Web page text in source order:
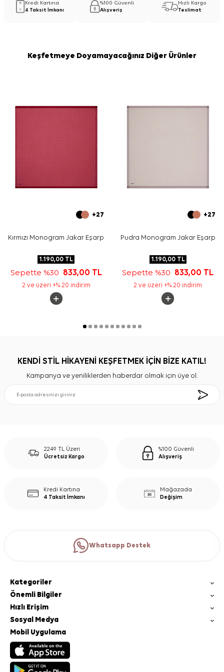
Kredi Kartına
4 Taksit İmkanı
%100 Güvenli
Alışveriş
Hızlı Kargo
Teslimat
Keşfetmeye Doyamayacağınız Diğer Ürünler
+27
Kırmızı Monogram Jakar Eşarp
1.190,00 TL
Sepette %30 833,00 TL
2 ve üzeri +% 20 indirim
+27
Pudra Monogram Jakar Eşarp
1.190,00TL
Sepette %30 833,00 TL
2 ve üzeri +% 20 indirim
KENDİ STİL HİKAYENİ KEŞFETMEK İÇİN BİZE KATIL!
Kampanya ve yeniliklerden haberdar olmak için üye ol.
2249 TL Üzeri
Ücretsiz Kargo
%100 Güvenli
Alışveriş
Kredi Kartına
4 Taksit İmkanı
Mağazada
Değişim
Whatsapp Destek
Kategoriler
Önemli Bilgiler
Hızlı Erişim
Sosyal Medya
Mobil Uygulama